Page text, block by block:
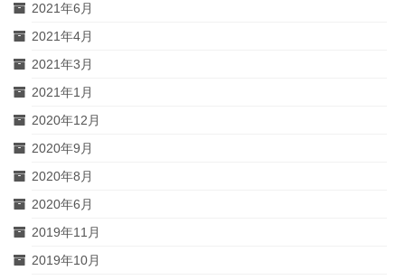
2021年6月
2021年4月
2021年3月
2021年1月
2020年12月
2020年9月
2020年8月
2020年6月
2019年11月
2019年10月